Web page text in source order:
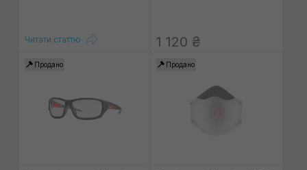
Читати статтю 1 120 ₴
Продано Продано